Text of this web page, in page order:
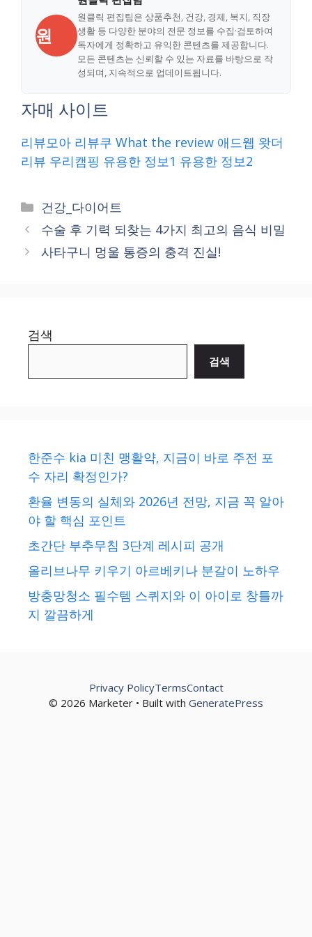
원
원클릭 편집팀은 상품추천, 건강, 경제, 복지, 직장
생활 등 다양한 분야의 전문 정보를 수집·검토하여
독자에게 정확하고 유익한 콘텐츠를 제공합니다.
모든 콘텐츠는 신뢰할 수 있는 자료를 바탕으로 작
성되며, 지속적으로 업데이트됩니다.
자매 사이트
리뷰모아 리뷰쿠 What the review 애드웹 왓더
리뷰 우리캠핑 유용한 정보1 유용한 정보2
Categories
건강_다이어트
수술 후 기력 되찾는 4가지 최고의 음식 비밀
사타구니 멍울 통증의 충격 진실!
검색
검색
한준수 kia 미친 맹활약, 지금이 바로 주전 포
수 자리 확정인가?
환율 변동의 실체와 2026년 전망, 지금 꼭 알아
야 할 핵심 포인트
초간단 부추무침 3단계 레시피 공개
올리브나무 키우기 아르베키나 분갈이 노하우
방충망청소 필수템 스퀴지와 이 아이로 창틀까
지 깔끔하게
© 2026 Marketer • Built with GeneratePress
Privacy PolicyTermsContact